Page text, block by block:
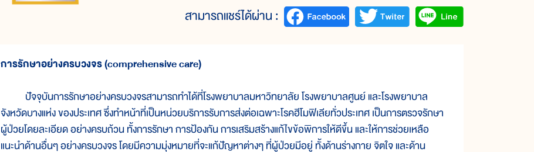
สามารถแชร์ได้ผ่าน :
การรักษาอย่างครบวงจร (comprehensive care)
ปัจจุบันการรักษาอย่างครบวงจรสามารถทำได้ที่โรงพยาบาลมหาวิทยาลัย โรงพยาบาลศูนย์ และโรงพยาบาล
จังหวัดบางแห่ง ของประเทศ ซึ่งทำหน้าที่เป็นหน่วยบริการรับการส่งต่อเฉพาะโรคฮีโมฟิเลียทั่วประเทศ เป็นการตรวจรักษา
ผู้ป่วยโดยละเอียด อย่างครบถ้วน ทั้งการรักษา การป้องกัน การเสริมสร้างแก้ไขข้อพิการให้ดีขึ้น และให้การช่วยเหลือ
แนะนำด้านอื่นๆ อย่างครบวงจร โดยมีความมุ่งหมายที่จะแก้ปัญหาต่างๆ ที่ผู้ป่วยมีอยู่ ทั้งด้านร่างกาย จิตใจ และด้าน